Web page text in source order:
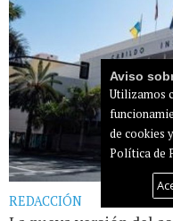
REDACCIÓN
Aviso
Utilizamos
de cookies
Política de